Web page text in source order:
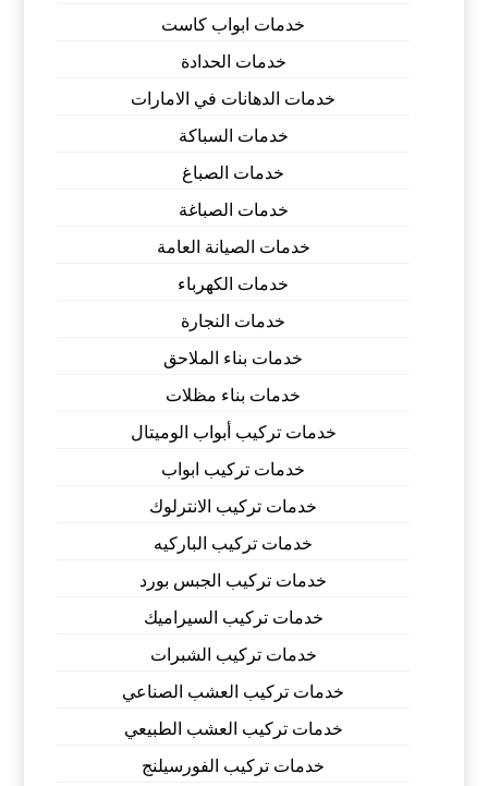
خدمات ابواب كاست
خدمات الحدادة
خدمات الدهانات في الامارات
خدمات السباكة
خدمات الصباغ
خدمات الصباغة
خدمات الصيانة العامة
خدمات الكهرباء
خدمات النجارة
خدمات بناء الملاحق
خدمات بناء مظلات
خدمات تركيب أبواب الوميتال
خدمات تركيب ابواب
خدمات تركيب الانترلوك
خدمات تركيب الباركيه
خدمات تركيب الجبس بورد
خدمات تركيب السيراميك
خدمات تركيب الشبرات
خدمات تركيب العشب الصناعي
خدمات تركيب العشب الطبيعي
خدمات تركيب الفورسيلنج